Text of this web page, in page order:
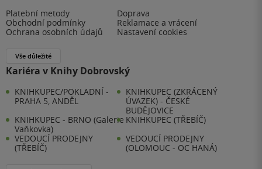
Platební metody
Doprava
Obchodní podmínky
Reklamace a vrácení
Ochrana osobních údajů
Nastavení cookies
Vše důležité
Kariéra v Knihy Dobrovský
KNIHKUPEC/POKLADNÍ -
PRAHA 5, ANDĚL
KNIHKUPEC (ZKRÁCENÝ
ÚVAZEK) - ČESKÉ
BUDĚJOVICE
KNIHKUPEC - BRNO (Galerie
Vaňkovka)
KNIHKUPEC (TŘEBÍČ)
VEDOUCÍ PRODEJNY
(TŘEBÍČ)
VEDOUCÍ PRODEJNY
(OLOMOUC - OC HANÁ)